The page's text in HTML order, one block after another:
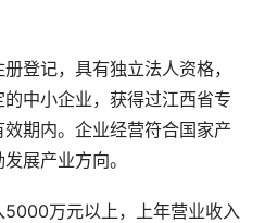
登记，具有独立法人资格，
中小企业，获得过江西省专
期内。企业经营符合国家产
展产业方向。
万元以上，上年营业收入